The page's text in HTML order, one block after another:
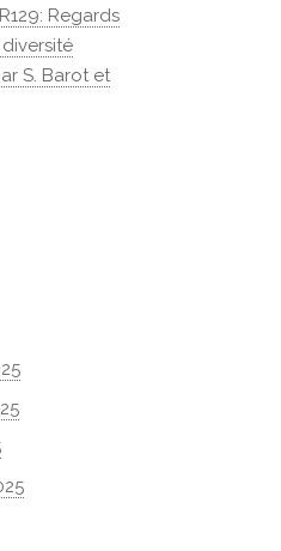
R129: Regards
S. Barot et